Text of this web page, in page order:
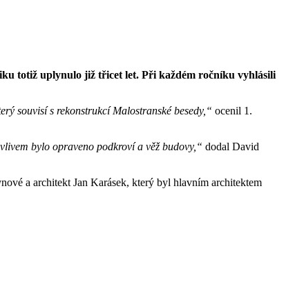
totiž uplynulo již třicet let. Při každém ročníku vyhlásili
souvisí s rekonstrukcí Malostranské besedy,“ ocenil 1.
bylo opraveno podkroví a věž budovy,“ dodal David
a architekt Jan Karásek, který byl hlavním architektem